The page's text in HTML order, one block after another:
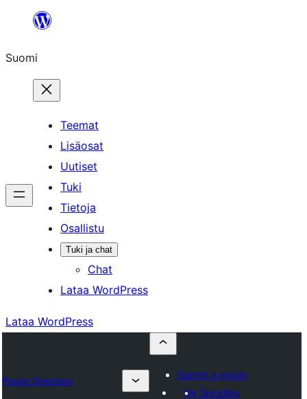
Suomi
Teemat
Lisäosat
Uutiset
Tuki
Tietoja
Osallistu
Tuki ja chat
Chat
Lataa WordPress
Lataa WordPress
Plugin Directory
Submit a plugin
My favorites